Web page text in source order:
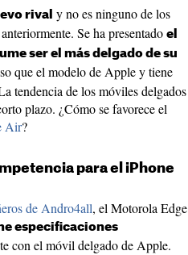
rival y no es ninguno de los
Se ha presentado el
ser el más delgado de su
que el modelo de Apple y tiene
tendencia de los móviles delgados
plazo. ¿Cómo se favorece el
Air?
para el iPhone
de Andro4all, el Motorola Edge
especificaciones
con el móvil delgado de Apple.